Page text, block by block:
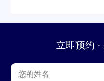
立即预约